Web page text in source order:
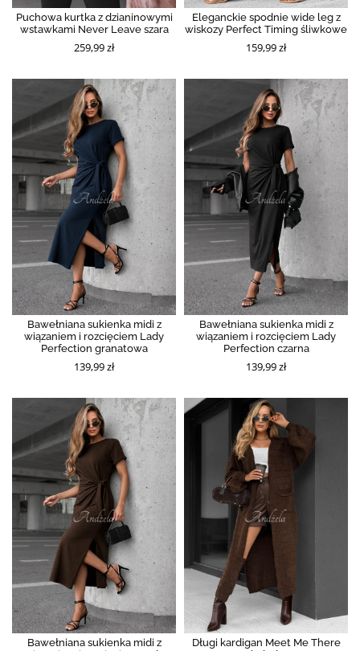
Puchowa kurtka z dzianinowymi
wstawkami Never Leave szara
259,99 zł
Eleganckie spodnie wide leg z
wiskozy Perfect Timing śliwkowe
159,99 zł
Bawełniana sukienka midi z
wiązaniem i rozcięciem Lady
Perfection granatowa
139,99 zł
Bawełniana sukienka midi z
wiązaniem i rozcięciem Lady
Perfection czarna
139,99 zł
Bawełniana sukienka midi z
Długi kardigan Meet Me There